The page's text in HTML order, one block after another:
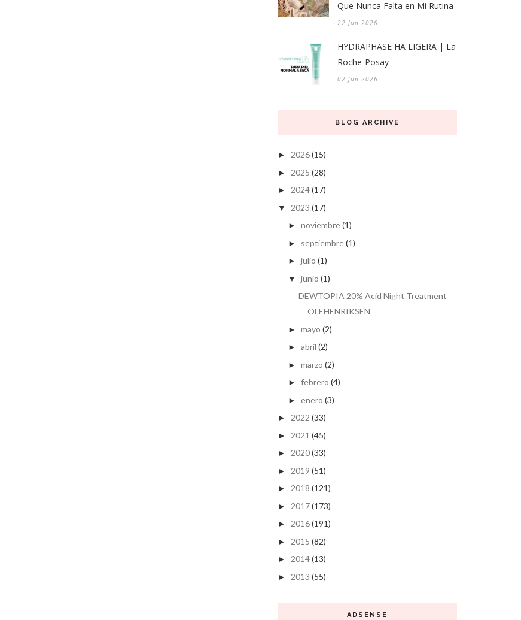
Que Nunca Falta en Mi Rutina
22 Jun 2026
HYDRAPHASE HA LIGERA | La
Roche-Posay
02 Jun 2026
BLOG ARCHIVE
► 2026(15)
► 2025 (28)
► 2024(17)
▼ 2023 (17)
► noviembre(1)
► septiembre(1)
► julio (1)
▼ junio (1)
DEWTOPIA 20% Acid Night Treatment
OLEHENRIKSEN
► mayo (2)
► abril (2)
► marzo (2)
► febrero (4)
► enero (3)
► 2022 (33)
► 2021 (45)
► 2020(33)
► 2019 (51)
► 2018 (121)
► 2017(173)
► 2016(191)
► 2015 (82)
► 2014(13)
► 2013 (55)
ADSENSE